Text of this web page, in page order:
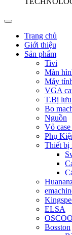
Trang chủ
Giới thiệu
Sản phẩm
Tivi
Màn
Máy
VGA
T.Bị
Bo
Nguồn
Vỏ
Phụ
Thiết bị
ELSA
OSCOO
Bosston